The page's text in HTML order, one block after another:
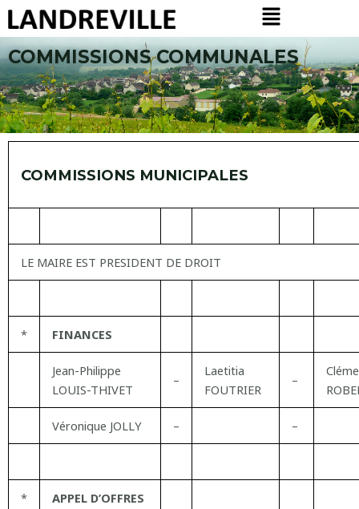
Aller
au
contenu
Menu
COMMISSIONS COMMUNALES
COMMISSIONS MUNICIPALES
LE MAIRE EST PRESIDENT DE DROIT
* FINANCES
Jean-Philippe
LOUIS-THIVET
–
Laetitia
FOUTRIER
–
Véronique JOLLY – –
* APPEL D’OFFRES